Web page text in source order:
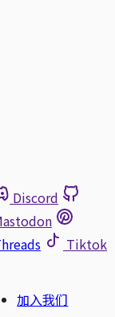
Discord
Tiktok
加入我们